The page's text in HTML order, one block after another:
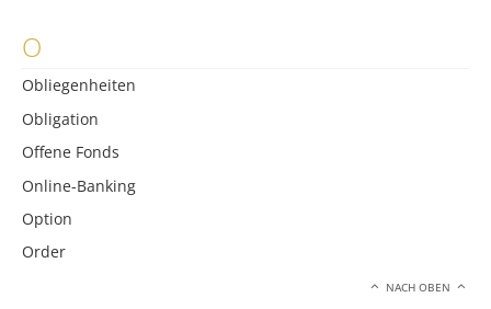
O
Obliegenheiten
Obligation
Offene Fonds
Online-Banking
Option
Order
NACH OBEN